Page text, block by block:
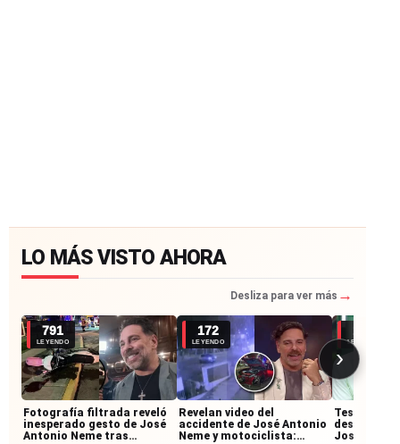
LO MÁS VISTO AHORA
Desliza para ver más →
791
LEYENDO
Fotografía filtrada reveló
inesperado gesto de José
Antonio Neme tras
172
LEYENDO
Revelan video del
accidente de José Antonio
Neme y motociclista:
104
LEYENDO
Testigos
José
›